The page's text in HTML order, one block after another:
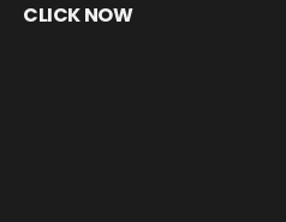
CLICK NOW